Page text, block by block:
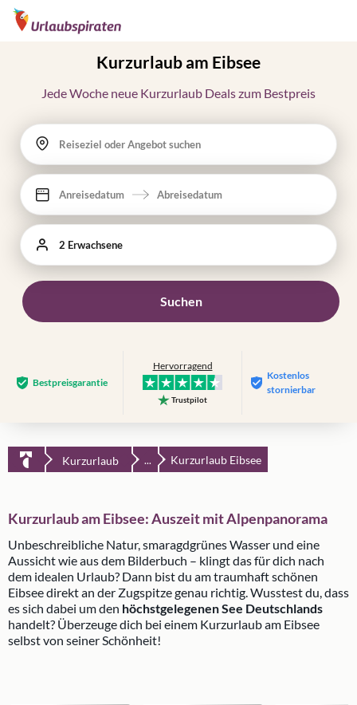
Kurzurlaub am Eibsee
Jede Woche neue Kurzurlaub Deals zum Bestpreis
Reiseziel oder Angebot suchen
Anreisedatum Abreisedatum
2 Erwachsene
Suchen
Bestpreis­garantie
Hervorragend
Trustpilot
Kostenlos
stornierbar
Kurzurlaub ... Kurzurlaub Eibsee
Kurzurlaub am Eibsee: Auszeit mit Alpenpanorama
Unbeschreibliche Natur, smaragdgrünes Wasser und eine
Aussicht wie aus dem Bilderbuch – klingt das für dich nach
dem idealen Urlaub? Dann bist du am traumhaft schönen
Eibsee direkt an der Zugspitze genau richtig. Wusstest du, dass
es sich dabei um den höchstgelegenen See Deutschlands
handelt? Überzeuge dich bei einem Kurzurlaub am Eibsee
selbst von seiner Schönheit!